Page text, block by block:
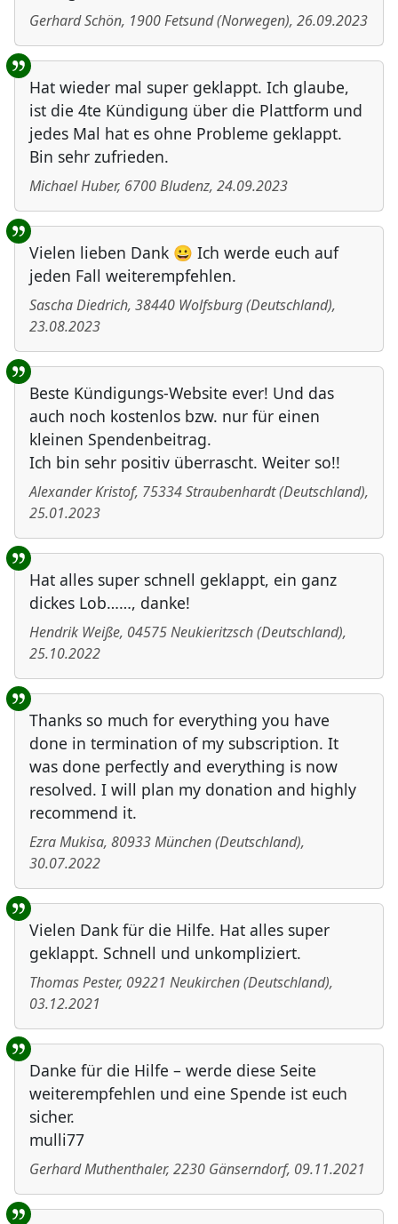
Gerhard Schön, 1900Fetsund(Norwegen), 26.09.2023
Hat wieder mal super geklappt. Ich glaube,
ist die 4te Kündigung über die Plattform und
jedes Mal hat es ohne Probleme geklappt.
Bin sehr zufrieden.
Michael Huber, 6700Bludenz, 24.09.2023
Vielen lieben Dank 😀 Ich werde euch auf
jeden Fall weiterempfehlen.
Sascha Diedrich, 38440 Wolfsburg(Deutschland),
23.08.2023
Beste Kündigungs-Website ever! Und das
auch noch kostenlos bzw. nur für einen
kleinen Spendenbeitrag.
Ich bin sehr positiv überrascht. Weiter so!!
Alexander Kristof, 75334Straubenhardt(Deutschland),
25.01.2023
Hat alles super schnell geklappt, ein ganz
dickes Lob……, danke!
Hendrik Weiße, 04575Neukieritzsch(Deutschland),
25.10.2022
Thanks so much for everything you have
done in termination of my subscription. It
was done perfectly and everything is now
resolved. I will plan my donation and highly
recommend it.
Ezra Mukisa, 80933München(Deutschland),
30.07.2022
Vielen Dank für die Hilfe. Hat alles super
geklappt. Schnell und unkompliziert.
Thomas Pester, 09221 Neukirchen(Deutschland),
03.12.2021
Danke für die Hilfe – werde diese Seite
weiterempfehlen und eine Spende ist euch
sicher.
mulli77
Gerhard Muthenthaler, 2230 Gänserndorf, 09.11.2021